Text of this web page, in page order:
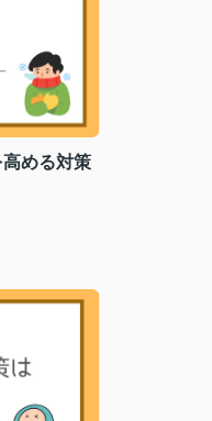
める対策